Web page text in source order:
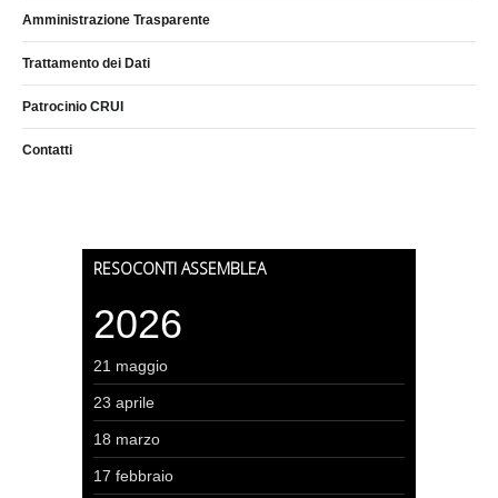
Amministrazione Trasparente
Trattamento dei Dati
Patrocinio CRUI
Contatti
RESOCONTI ASSEMBLEA
2026
21 maggio
23 aprile
18 marzo
17 febbraio